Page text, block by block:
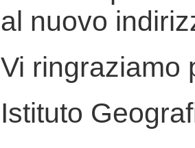
al nuovo
Vi ringraziamo
Istituto